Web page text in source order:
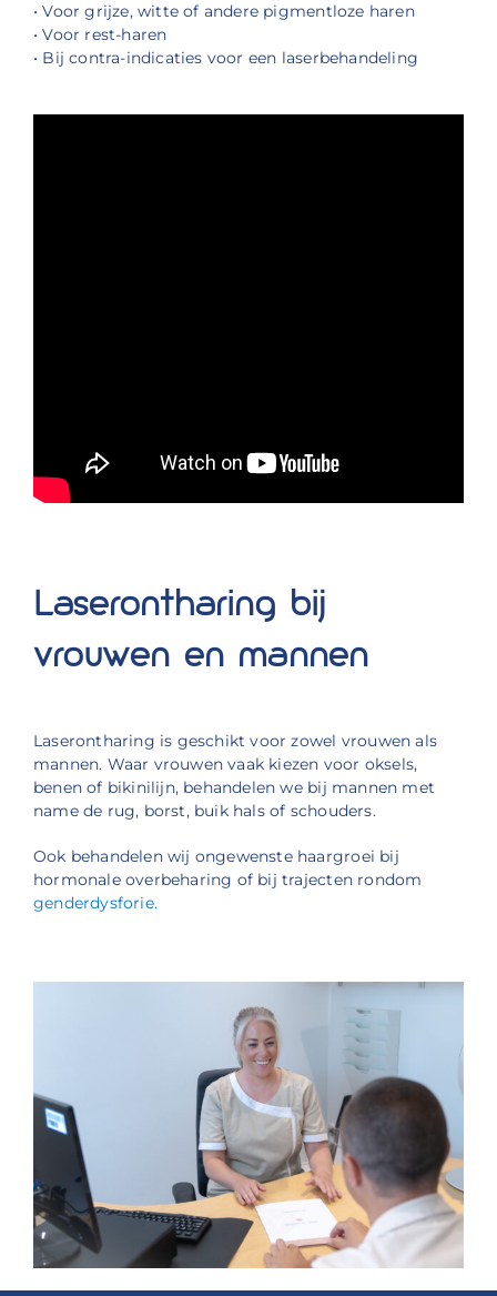
• Voor grijze, witte of andere pigmentloze haren
• Voor rest-haren
• Bij contra-indicaties voor een laserbehandeling
Laserontharing bij
vrouwen en mannen
Laserontharing is geschikt voor zowel vrouwen als
mannen. Waar vrouwen vaak kiezen voor oksels,
benen of bikinilijn, behandelen we bij mannen met
name de rug, borst, buik hals of schouders.
Ook behandelen wij ongewenste haargroei bij
hormonale overbeharing of bij trajecten rondom
genderdysforie.